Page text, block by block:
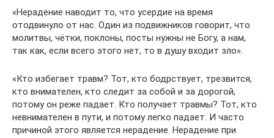
«Нерадение наводит то, что усердие на время
отодвинуло от нас. Один из подвижников говорит, что
молитвы, чётки, поклоны, посты нужны не Богу, а нам,
так как, если всего этого нет, то в душу входит зло».
«Кто избегает травм? Тот, кто бодрствует, трезвится,
кто внимателен, кто следит за собой и за дорогой,
потому он реже падает. Кто получает травмы? Тот, кто
невнимателен в пути, и потому легко падает. И часто
причиной этого является нерадение. Нерадение при